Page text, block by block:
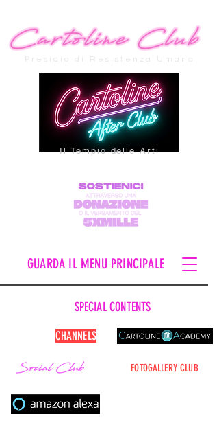
Presidio di Resistenza Umana
Il Tempio delle Arti
FOTOGALLERY CLUB
CHANNELS
GUARDA IL MENU PRINCIPALE
SPECIAL CONTENTS